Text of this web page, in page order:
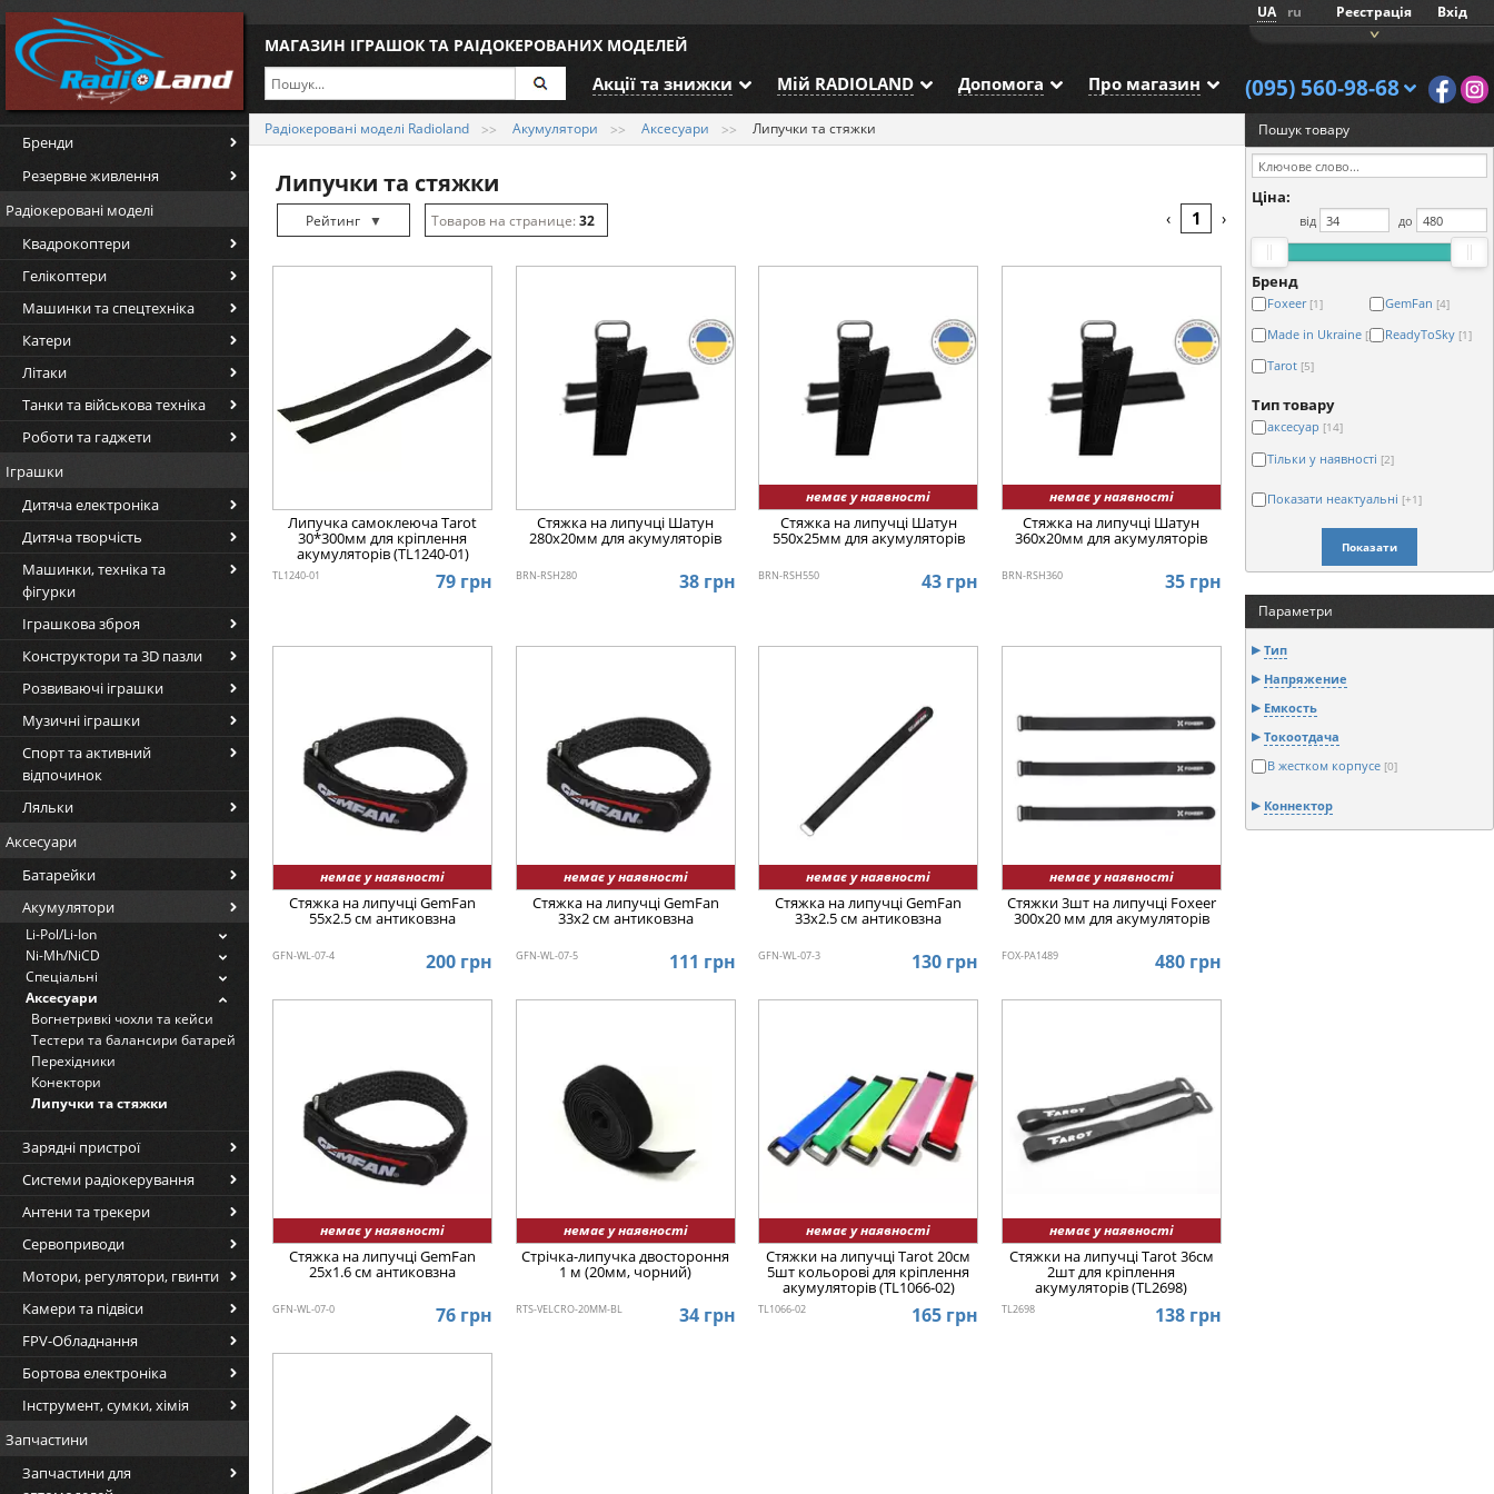
UA ru Реєстрація Вхід
МАГАЗИН ІГРАШОК ТА РАІДОКЕРОВАНИХ МОДЕЛЕЙ
Акції та знижки Мій RADIOLAND Допомога Про магазин (095) 560-98-68
Бренди
Резервне живлення
Радіокеровані моделі
Квадрокоптери
Гелікоптери
Машинки та спецтехніка
Катери
Літаки
Танки та військова техніка
Роботи та гаджети
Іграшки
Дитяча електроніка
Дитяча творчість
Машинки, техніка та
фігурки
Іграшкова зброя
Конструктори та 3D пазли
Розвиваючі іграшки
Музичні іграшки
Спорт та активний
відпочинок
Ляльки
Аксесуари
Батарейки
Акумулятори
Li-Pol/Li-Ion
Ni-Mh/NiCD
Спеціальні
Аксесуари
Вогнетривкі чохли та кейси
Тестери та балансири батарей
Перехідники
Конектори
Липучки та стяжки
Зарядні пристрої
Системи радіокерування
Антени та трекери
Сервоприводи
Мотори, регулятори, гвинти
Камери та підвіси
FPV-Обладнання
Бортова електроніка
Інструмент, сумки, хімія
Запчастини
Запчастини для
Радіокеровані моделі Radioland Акумулятори Аксесуари Липучки та стяжки
Липучки та стяжки
Рейтинг
▼
Ціна ▼
32
‹ 1 ›
Липучка самоклеюча Tarot
30*300мм для кріплення
акумуляторів (TL1240-01)
TL1240-01 79 грн
Стяжка на липучці Шатун
280x20мм для акумуляторів
BRN-RSH280 38 грн
немає у наявності
Стяжка на липучці Шатун
550x25мм для акумуляторів
BRN-RSH550 43 грн
немає у наявності
Стяжка на липучці Шатун
360x20мм для акумуляторів
BRN-RSH360 35 грн
немає у наявності
Стяжка на липучці GemFan
55x2.5 см антиковзна
GFN-WL-07-4 200 грн
немає у наявності
Стяжка на липучці GemFan
33x2 см антиковзна
GFN-WL-07-5 111 грн
немає у наявності
Стяжка на липучці GemFan
33x2.5 см антиковзна
GFN-WL-07-3 130 грн
немає у наявності
Стяжки 3шт на липучці Foxeer
300x20 мм для акумуляторів
FOX-PA1489 480 грн
немає у наявності
Стяжка на липучці GemFan
25x1.6 см антиковзна
GFN-WL-07-0 76 грн
немає у наявності
Стрічка-липучка двостороння
1 м (20мм, чорний)
RTS-VELCRO-20MM-BL 34 грн
немає у наявності
Стяжки на липучці Tarot 20см
5шт кольорові для кріплення
акумуляторів (TL1066-02)
TL1066-02 165 грн
немає у наявності
Стяжки на липучці Tarot 36см
2шт для кріплення
акумуляторів (TL2698)
TL2698 138 грн
Пошук товару
Ціна:
від до
Бренд
Foxeer [1] GemFan [4]
Made in Ukraine [3] ReadyToSky [1]
Tarot [5]
Тип товару
аксесуар [14]
Тільки у наявності [2]
Показати неактуальні [+1]
Показати
Параметри
Тип
Напряжение
Емкость
Токоотдача
В жестком корпусе [0]
Коннектор